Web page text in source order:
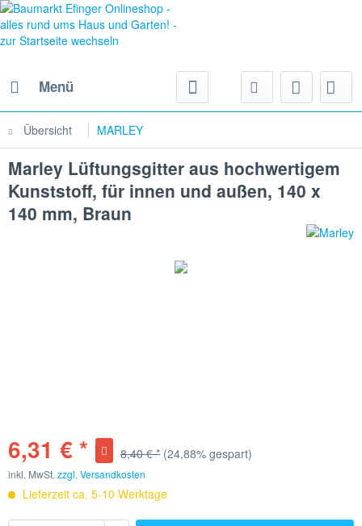
Menü
Übersicht MARLEY
Marley Lüftungsgitter aus hochwertigem
Kunststoff, für innen und außen, 140 x
140 mm, Braun
6,31 € * 8,40 € * (24,88% gespart)
inkl. MwSt. zzgl. Versandkosten
Lieferzeit ca. 5-10 Werktage